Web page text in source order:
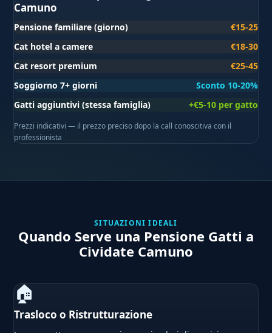
Camuno
Pensione familiare (giorno)
€15-25
Cat hotel a camere
€18-30
Cat resort premium
€25-45
Soggiorno 7+ giorni
Sconto 10-20%
Gatti aggiuntivi (stessa famiglia)
+€5-10 per gatto
Prezzi indicativi — il prezzo preciso dopo la call conoscitiva con il
professionista
SITUAZIONI IDEALI
Quando Serve una Pensione Gatti a
Cividate Camuno
🏠
Trasloco o Ristrutturazione